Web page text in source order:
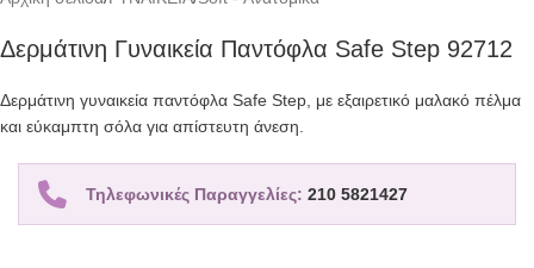
Δερμάτινη Γυναικεία Παντόφλα Safe Step 92712
Δερμάτινη γυναικεία παντόφλα Safe Step, με εξαιρετικό μαλακό πέλμα
και εύκαμπτη σόλα για απίστευτη άνεση.
Τηλεφωνικές Παραγγελίες: 210 5821427